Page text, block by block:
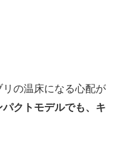
の温床になる心配が
クトモデルでも、キ